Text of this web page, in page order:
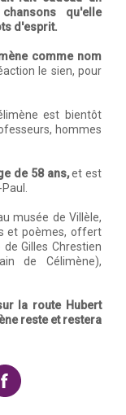
qu'elle
d'esprit.
comme nom
le sien, pour
est bientôt
hommes
de 58 ans,et est
musée de Villèle,
et poèmes, offert
Gilles Chrestien
de Célimène),
la route Hubert
reste et restera